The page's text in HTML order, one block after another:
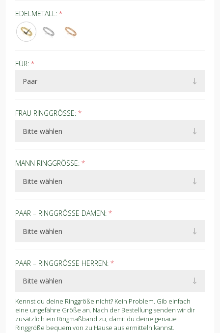
EDELMETALL: *
FÜR: *
FRAU RINGGRÖSSE: *
MANN RINGGRÖSSE: *
PAAR – RINGGRÖSSE DAMEN: *
PAAR – RINGGRÖSSE HERREN: *
Kennst du deine Ringgröße nicht? Kein Problem. Gib einfach
eine ungefähre Größe an. Nach der Bestellung senden wir dir
zusätzlich ein Ringmaßband zu, damit du deine genaue
Ringgröße bequem von zu Hause aus ermitteln kannst.